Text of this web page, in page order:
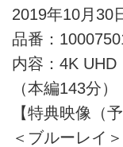
2019年10月30
品番：
内容：4K UHD
（本編143分）
【特典映像（
＜ブルーレイ